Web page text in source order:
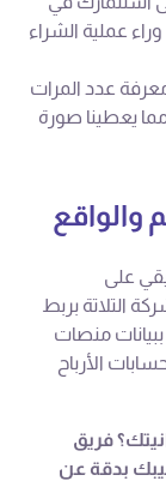
عملية الشراء
معرفة عدد المرات
يعطينا صورة
والواقع
على
التلاتة بربط
منصات
الأرباح
فريق
بدقة عن